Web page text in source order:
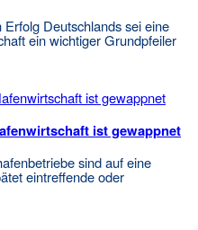
Deutschlands sei eine
ein wichtiger Grundpfeiler
ist gewappnet
sind auf eine
eintreffende oder